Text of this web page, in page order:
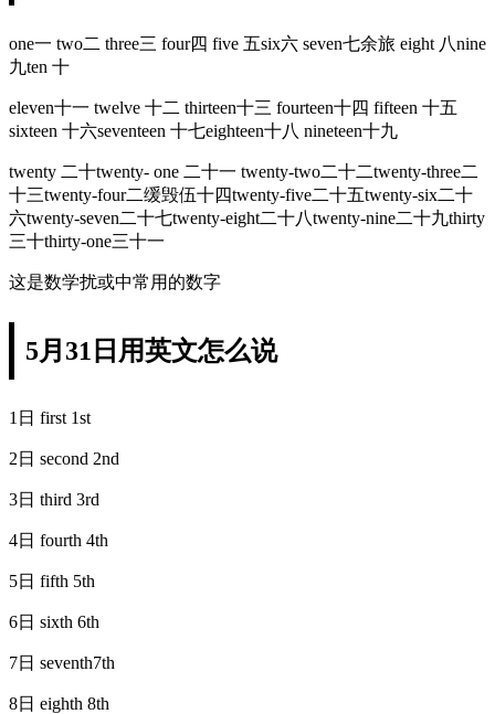
one一 two二 three三 four四 five 五six六 seven七余旅 eight 八nine
九ten 十
eleven十一 twelve 十二 thirteen十三 fourteen十四 fifteen 十五
sixteen 十六seventeen 十七eighteen十八 nineteen十九
twenty 二十twenty- one 二十一 twenty-two二十二twenty-three二
十三twenty-four二缓毁伍十四twenty-five二十五twenty-six二十
六twenty-seven二十七twenty-eight二十八twenty-nine二十九thirty
三十thirty-one三十一
这是数学扰或中常用的数字
5月31日用英文怎么说
1日 first 1st
2日 second 2nd
3日 third 3rd
4日 fourth 4th
5日 fifth 5th
6日 sixth 6th
7日 seventh7th
8日 eighth 8th